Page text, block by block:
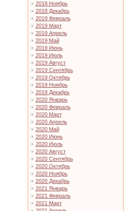
2018 Ноябрь
2018 Декабрь
2019 Февраль
2019 Март
2019 Апрель
2019 Май
2019 Июнь
2019 Июль
2019 Август
2019 Сентябрь
2019 Октябрь
2019 Ноябрь
2019 Декабрь
2020 Январь
2020 Февраль
2020 Март
2020 Апрель
2020 Май
2020 Июнь
2020 Июль
2020 Август
2020 Сентябрь
2020 Октябрь
2020 Ноябрь
2020 Декабрь
2021 Январь
2021 Февраль
2021 Март